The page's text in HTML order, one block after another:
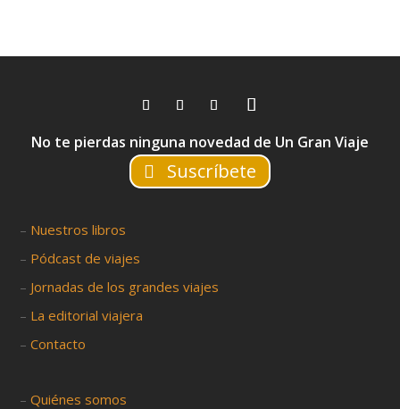
No te pierdas ninguna novedad de Un Gran Viaje
Suscríbete
– Nuestros libros
– Pódcast de viajes
– Jornadas de los grandes viajes
– La editorial viajera
–Contacto
–Quiénes somos